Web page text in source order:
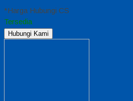
*Harga Hubungi CS
Tersedia
Hubungi Kami